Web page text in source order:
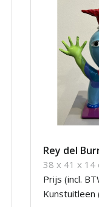
Rey del
38 x 41 x 14
Prijs (incl.
Kunstuitleen